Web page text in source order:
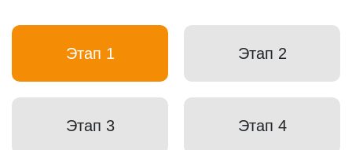
Этап 1 Этап 2
Этап 3 Этап 4